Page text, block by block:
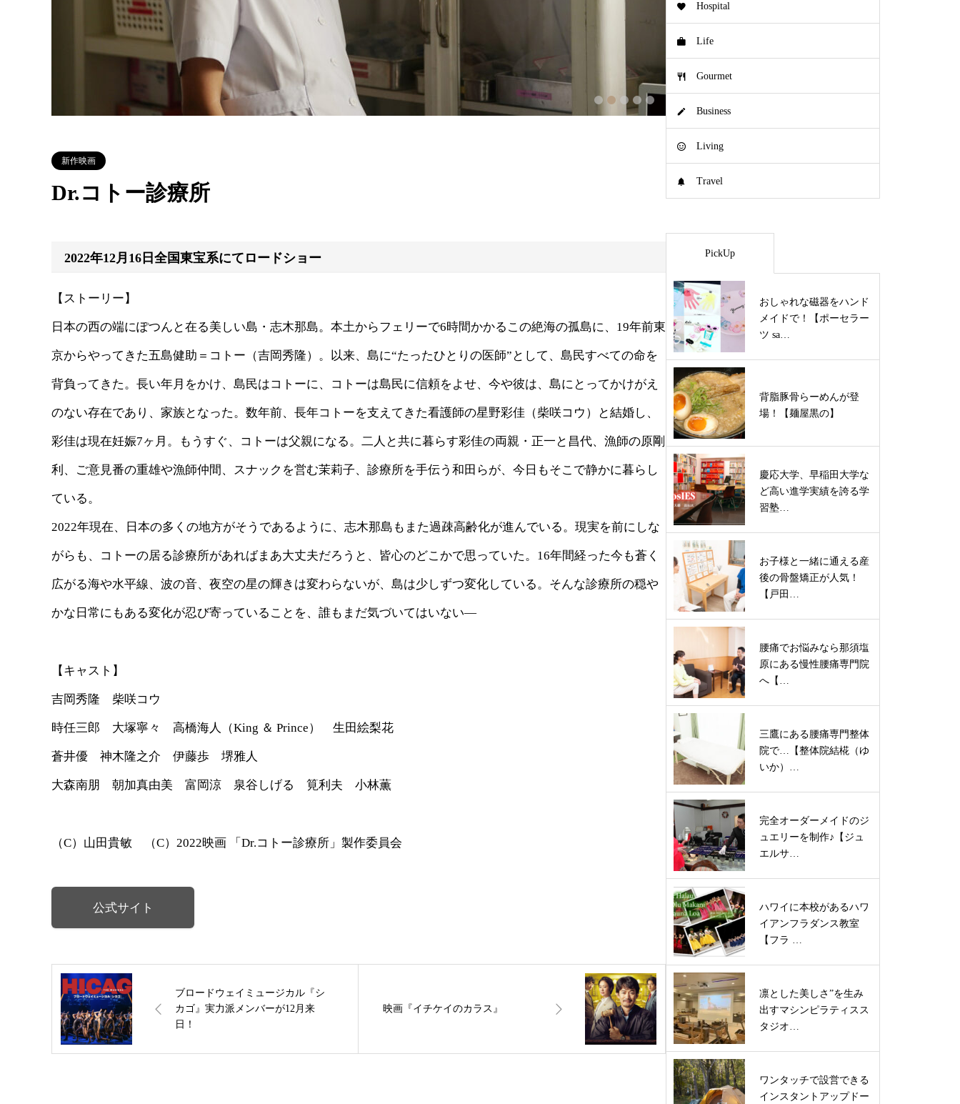
2 3 4
新作映画
Dr.コトー診療所
2022年12月16日全国東宝系にてロードショー
【ストーリー】
日本の西の端にぽつんと在る美しい島・志木那島。本土からフェリーで6時間かかるこの絶海の孤島に、19年前東
京からやってきた五島健助＝コトー（吉岡秀隆）。以来、島に“たったひとりの医師”として、島民すべての命を
背負ってきた。長い年月をかけ、島民はコトーに、コトーは島民に信頼をよせ、今や彼は、島にとってかけがえ
のない存在であり、家族となった。数年前、長年コトーを支えてきた看護師の星野彩佳（柴咲コウ）と結婚し、
彩佳は現在妊娠7ヶ月。もうすぐ、コトーは父親になる。二人と共に暮らす彩佳の両親・正一と昌代、漁師の原剛
利、ご意見番の重雄や漁師仲間、スナックを営む茉莉子、診療所を手伝う和田らが、今日もそこで静かに暮らし
ている。
2022年現在、日本の多くの地方がそうであるように、志木那島もまた過疎高齢化が進んでいる。現実を前にしな
がらも、コトーの居る診療所があればまあ大丈夫だろうと、皆心のどこかで思っていた。16年間経った今も蒼く
広がる海や水平線、波の音、夜空の星の輝きは変わらないが、島は少しずつ変化している。そんな診療所の穏や
かな日常にもある変化が忍び寄っていることを、誰もまだ気づいてはいない—
【キャスト】
吉岡秀隆 柴咲コウ
時任三郎 大塚寧々 高橋海人（King ＆ Prince） 生田絵梨花
蒼井優 神木隆之介 伊藤歩 堺雅人
大森南朋 朝加真由美 富岡涼 泉谷しげる 筧利夫 小林薫
（C）山田貴敏 （C）2022映画 「Dr.コトー診療所」製作委員会
公式サイト
ブロードウェイミュージカル『シ
カゴ』実力派メンバーが12月来
日！
映画『イチケイのカラス』
Hospital
Life
Gourmet
Business
Living
Travel
PickUp
おしゃれな磁器をハンド
メイドで！【ポーセラー
ツ sa…
背脂豚骨らーめんが登
場！【麺屋黒の】
慶応大学、早稲田大学な
ど高い進学実績を誇る学
習塾…
お子様と一緒に通える産
後の骨盤矯正が人気！
【戸田…
腰痛でお悩みなら那須塩
原にある慢性腰痛専門院
へ【…
三鷹にある腰痛専門整体
院で…【整体院結椛（ゆ
いか）…
完全オーダーメイドのジ
ュエリーを制作♪【ジュ
エルサ…
ハワイに本校があるハワ
イアンフラダンス教室
【フラ …
凛とした美しさ”を生み
出すマシンピラティスス
タジオ…
ワンタッチで設営できる
インスタントアップドー